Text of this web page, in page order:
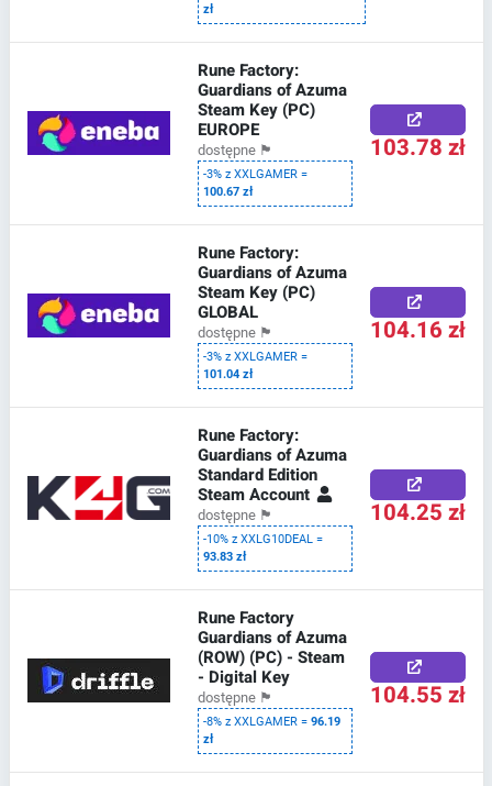
zł
Rune Factory:
Guardians of Azuma
Steam Key (PC)
EUROPE
dostępne 🏴
-3% z XXLGAMER =
100.67 zł
103.78 zł
Rune Factory:
Guardians of Azuma
Steam Key (PC)
GLOBAL
dostępne 🏴
-3% z XXLGAMER =
101.04 zł
104.16 zł
Rune Factory:
Guardians of Azuma
Standard Edition
Steam Account
dostępne 🏴
-10% z XXLG10DEAL =
93.83 zł
104.25 zł
Rune Factory
Guardians of Azuma
(ROW) (PC) - Steam
- Digital Key
dostępne 🏴
-8% z XXLGAMER =96.19
zł
104.55 zł